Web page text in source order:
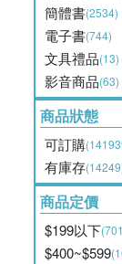
簡體書(2534)
電子書(744)
文具禮品(13)
影音商品(63)
商品狀態
可訂購
有庫存
商品定價
$199以下
$400~$599